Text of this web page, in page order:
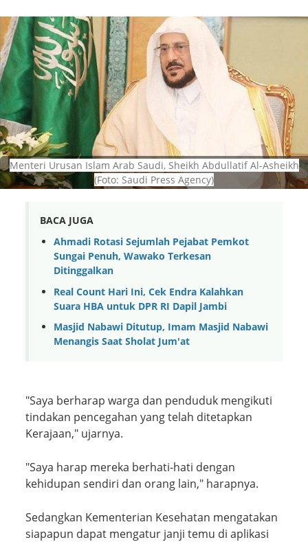
Menteri Urusan Islam Arab Saudi, Sheikh Abdullatif Al-Asheikh
(Foto: Saudi Press Agency)
BACA JUGA
Ahmadi Rotasi Sejumlah Pejabat Pemkot
Sungai Penuh, Wawako Terkesan
Ditinggalkan
Real Count Hari Ini, Cek Endra Kalahkan
Suara HBA untuk DPR RI Dapil Jambi
Masjid Nabawi Ditutup, Imam Masjid Nabawi
Menangis Saat Sholat Jum'at
"Saya berharap warga dan penduduk mengikuti
tindakan pencegahan yang telah ditetapkan
Kerajaan," ujarnya.
"Saya harap mereka berhati-hati dengan
kehidupan sendiri dan orang lain," harapnya.
Sedangkan Kementerian Kesehatan mengatakan
siapapun dapat mengatur janji temu di aplikasi